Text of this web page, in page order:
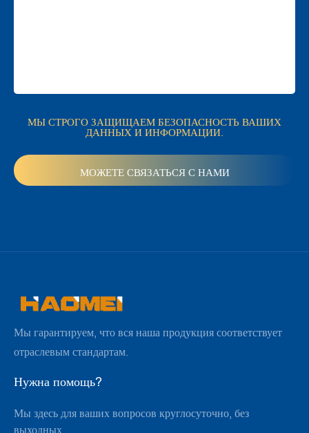
МЫ СТРОГО ЗАЩИЩАЕМ БЕЗОПАСНОСТЬ ВАШИХ
ДАННЫХ И ИНФОРМАЦИИ.
Мы гарантируем, что вся наша продукция соответствует
отраслевым стандартам.
Нужна помощь?
Мы здесь для ваших вопросов круглосуточно, без
выходных.